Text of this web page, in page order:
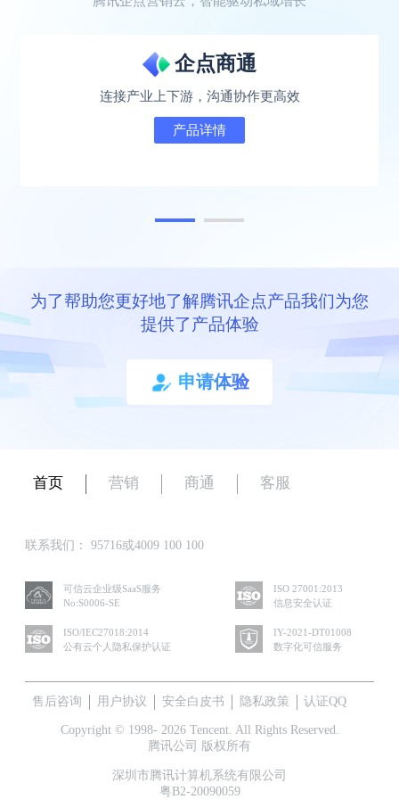
企点商通
连接产业上下游，沟通协作更高效
产品详情
为了帮助您更好地了解腾讯企点产品我们为您
提供了产品体验
申请体验
首页 营销 商通 客服
联系我们：95716或4009 100 100
可信云企业级SaaS服务
No:S0006-SE
ISO 27001:2013
信息安全认证
ISO/IEC27018:2014
公有云个人隐私保护认证
IY-2021-DT01008
数字化可信服务
售后咨询 用户协议 安全白皮书 隐私政策 认证QQ
Copyright © 1998- 2026 Tencent. All Rights Reserved.
腾讯公司 版权所有
深圳市腾讯计算机系统有限公司
粤B2-20090059